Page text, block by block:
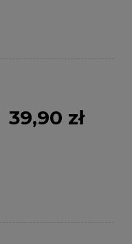
39,90 zł